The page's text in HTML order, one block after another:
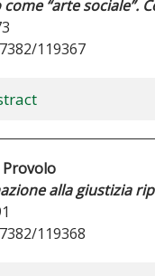
“arte sociale”.
119367
alla giustizia
119368